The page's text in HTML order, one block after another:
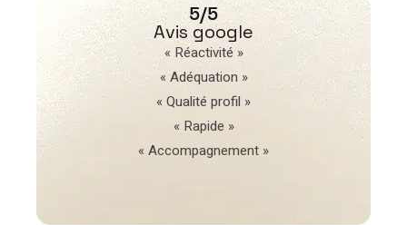
5/5
Avis google
« Réactivité »
« Adéquation »
« Qualité profil »
« Rapide »
« Accompagnement »